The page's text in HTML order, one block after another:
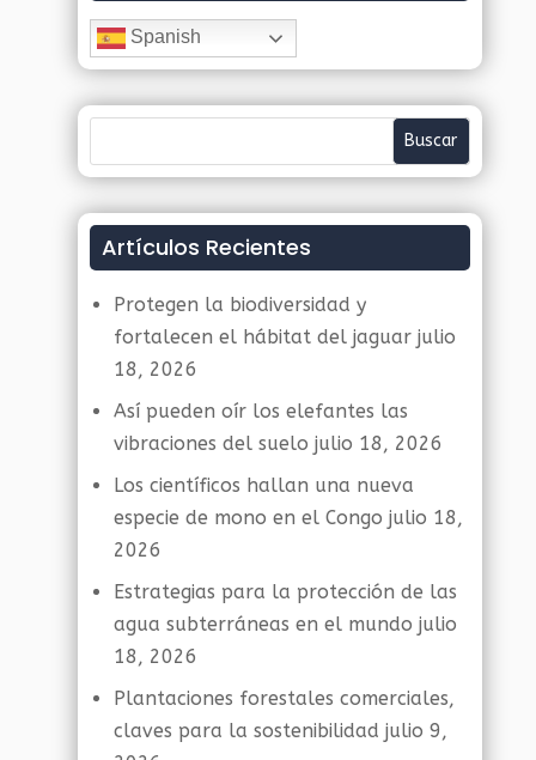
Spanish
Artículos Recientes
Protegen la biodiversidad y
fortalecen el hábitat del jaguar julio
18, 2026
Así pueden oír los elefantes las
vibraciones del suelo julio 18, 2026
Los científicos hallan una nueva
especie de mono en el Congo julio 18,
2026
Estrategias para la protección de las
agua subterráneas en el mundo julio
18, 2026
Plantaciones forestales comerciales,
claves para la sostenibilidad julio 9,